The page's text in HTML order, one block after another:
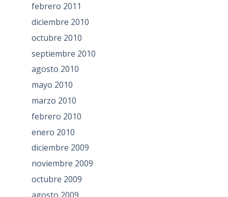
febrero 2011
diciembre 2010
octubre 2010
septiembre 2010
agosto 2010
mayo 2010
marzo 2010
febrero 2010
enero 2010
diciembre 2009
noviembre 2009
octubre 2009